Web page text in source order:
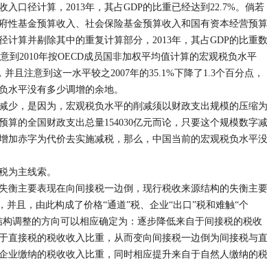
入口径计算，2013年，其占GDP的比重已经达到22.7%。倘若
性基金预算收入、社会保险基金预算收入和国有资本经营预算
计算并剔除其中的重复计算部分，2013年，其占GDP的比重数
到2010年按OECD成员国非加权平均值计算的宏观税负水平
并且注意到这一水平较之2007年的35.1%下降了1.3个百分点，
水平没有多少调增的余地。
，是因为，宏观税负水平的削减须以财政支出规模的压缩为
算的全国财政支出总量154030亿元而论，只要这个规模数字减
加赤字为代价去实施减税，那么，中国当前的宏观税负水平没
主线索。
主要表现在向间接税一边倒，现行税收来源结构的失衡主要
并且，由此构成了价格“通道”税、企业“出口”税和难触“个
调整的方向可以相应确定为：逐步降低来自于间接税的税收
直接税的税收收入比重，从而变向间接税一边倒为间接税与直
业缴纳的税收收入比重，同时相应提升来自于自然人缴纳的税